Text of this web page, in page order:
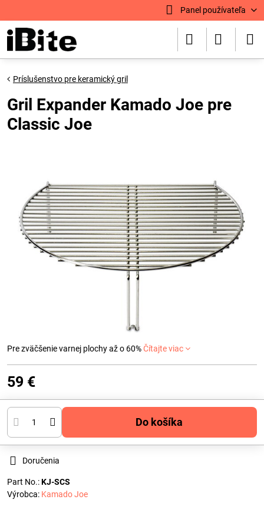
Panel používateľa
Príslušenstvo pre keramický gril
Gril Expander Kamado Joe pre
Classic Joe
Pre zväčšenie varnej plochy až o 60%Čítajte viac
59 €
Do košíka
Doručenia
Part No.:KJ-SCS
Výrobca: Kamado Joe